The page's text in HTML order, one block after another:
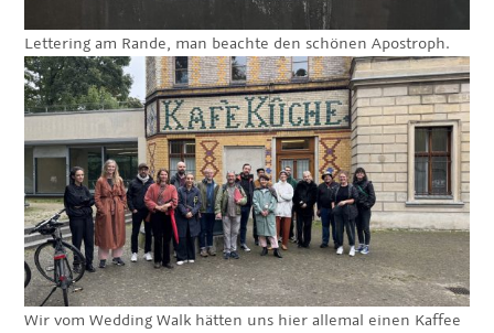
Lettering am Rande, man beachte den schönen Apostroph.
Wir vom Wedding Walk hätten uns hier allemal einen Kaffee